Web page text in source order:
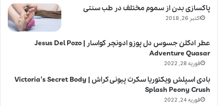
پاکسازی بدن از سموم مختلف در طب سنتی
اکتبر 26, 2018
عطر ادکلن جسوس دل پوزو ادونچر کواسار | Jesus Del Pozo
Adventure Quasar
فوریه 28, 2022
بادی اسپلش ویکتوریا سکرت پیونی کراش | Victoria’s Secret Body
Splash Peony Crush
فوریه 24, 2022